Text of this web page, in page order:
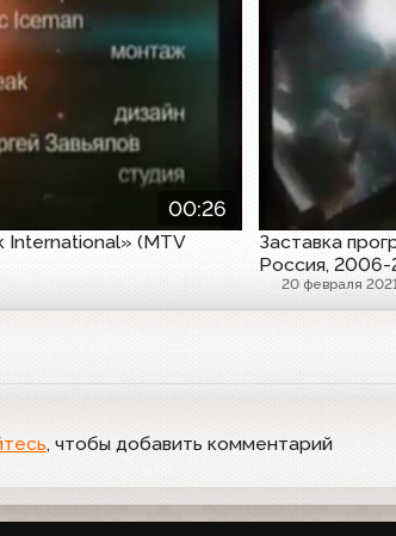
00:26
International» (MTV
Заставка
Россия,
20 февраля
, чтобы добавить комментарий